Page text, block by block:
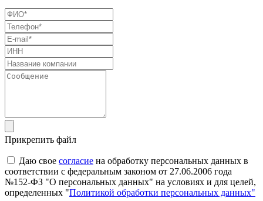
Прикрепить файл
Даю свое согласие на обработку персональных данных в
соответствии с федеральным законом от 27.06.2006 года
№152-ФЗ "О персональных данных" на условиях и для целей,
определенных "Политикой обработки персональных данных"